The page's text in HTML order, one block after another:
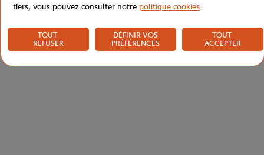
Livraison et retours
tiers, vous pouvez consulter notre politique cookies.
TOUT
REFUSER
DÉFINIR VOS
PRÉFÉRENCES
TOUT
ACCEPTER